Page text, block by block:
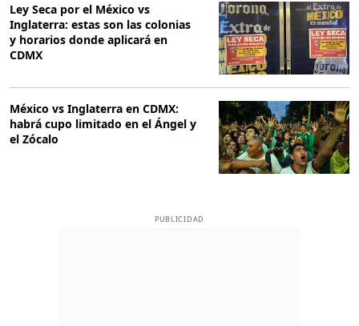
Ley Seca por el México vs
Inglaterra: estas son las colonias
y horarios donde aplicará en
CDMX
México vs Inglaterra en CDMX:
habrá cupo limitado en el Ángel y
el Zócalo
PUBLICIDAD